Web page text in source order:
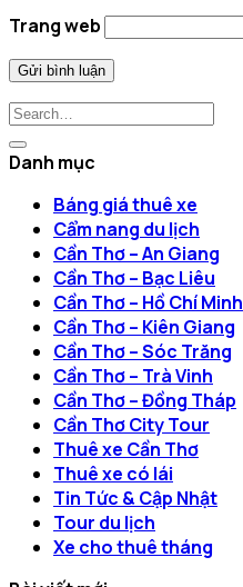
Trang web
Danh mục
Báng giá thuê xe
Cẩm nang du lịch
Cần Thơ – An Giang
Cần Thơ – Bạc Liêu
Cần Thơ – Hồ Chí Minh
Cần Thơ – Kiên Giang
Cần Thơ – Sóc Trăng
Cần Thơ – Trà Vinh
Cần Thơ – Đồng Tháp
Cần Thơ City Tour
Thuê xe Cần Thơ
Thuê xe có lái
Tin Tức & Cập Nhật
Tour du lịch
Xe cho thuê tháng